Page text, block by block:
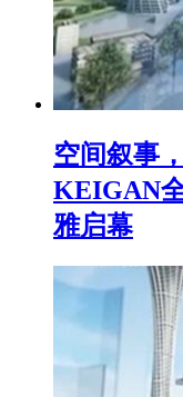
空间叙事
KEIGAN
雅启幕